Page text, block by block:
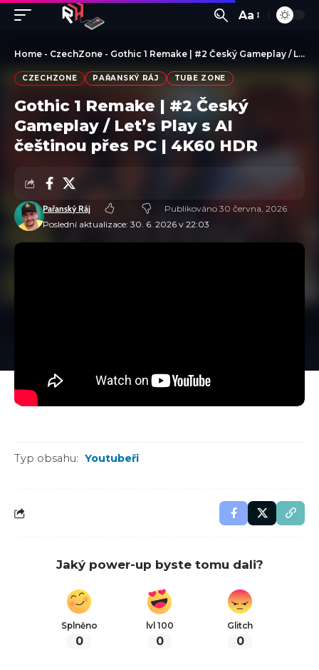
Aa
Home - CzechZone - Gothic 1 Remake | #2 Český Gameplay / Let’s Play s AI češtinou přes PC | 4K60 HDR
CZECHZONE PAŘANSKÝ RÁJ TUBE ZONE
Gothic 1 Remake | #2 Český
Gameplay / Let’s Play s AI
češtinou přes PC | 4K60 HDR
Poslední aktualizace: 30. 6. 2026 v 22:03
Pařanský Ráj Publikováno 30 června, 2026
Typ obsahu: Youtubeři
Jaký power-up byste tomu dali?
Splněno
0
lvl 100
0
Glitch
0